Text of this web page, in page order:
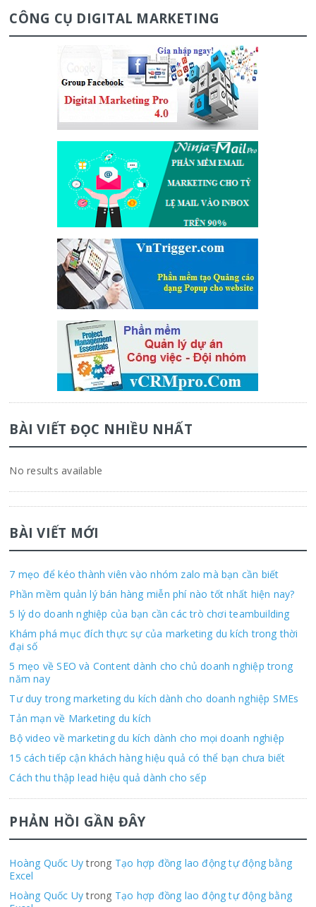
CÔNG CỤ DIGITAL MARKETING
BÀI VIẾT ĐỌC NHIỀU NHẤT
No results available
BÀI VIẾT MỚI
7 mẹo để kéo thành viên vào nhóm zalo mà bạn cần biết
Phần mềm quản lý bán hàng miễn phí nào tốt nhất hiện nay?
5 lý do doanh nghiệp của bạn cần các trò chơi teambuilding
Khám phá mục đích thực sự của marketing du kích trong thời
đại số
5 mẹo về SEO và Content dành cho chủ doanh nghiệp trong
năm nay
Tư duy trong marketing du kích dành cho doanh nghiệp SMEs
Tản mạn về Marketing du kích
Bộ video về marketing du kích dành cho mọi doanh nghiệp
15 cách tiếp cận khách hàng hiệu quả có thể bạn chưa biết
Cách thu thập lead hiệu quả dành cho sếp
PHẢN HỒI GẦN ĐÂY
Hoàng Quốc Uytrong Tạo hợp đồng lao động tự động bằng
Excel
Hoàng Quốc Uytrong Tạo hợp đồng lao động tự động bằng